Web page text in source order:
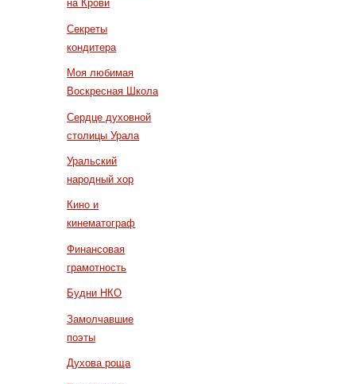
на Крови
Секреты
кондитера
Моя любимая
Воскресная Школа
Сердце духовной
столицы Урала
Уральский
народный хор
Кино и
кинематограф
Финансовая
грамотность
Будни НКО
Замолчавшие
поэты
Духова роща